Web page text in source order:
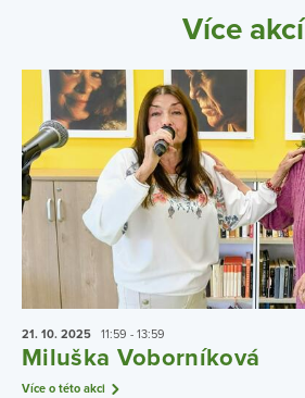
Více akcí
21. 10. 2025 11:59 - 13:59
Miluška Voborníková
Více o této akci